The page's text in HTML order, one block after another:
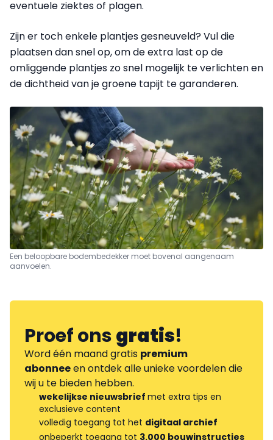
eventuele ziektes of plagen.
Zijn er toch enkele plantjes gesneuveld? Vul die
plaatsen dan snel op, om de extra last op de
omliggende plantjes zo snel mogelijk te verlichten en
de dichtheid van je groene tapijt te garanderen.
Een beloopbare bodembedekker moet bovenal aangenaam
aanvoelen.
Proef onsgratis!
Word één maand gratis premium
abonneeen ontdek alle unieke voordelen die
wij u te bieden hebben.
wekelijkse nieuwsbrief met extra tips en
exclusieve content
volledig toegang tot het digitaal archief
onbeperkt toegang tot 3.000 bouwinstructies